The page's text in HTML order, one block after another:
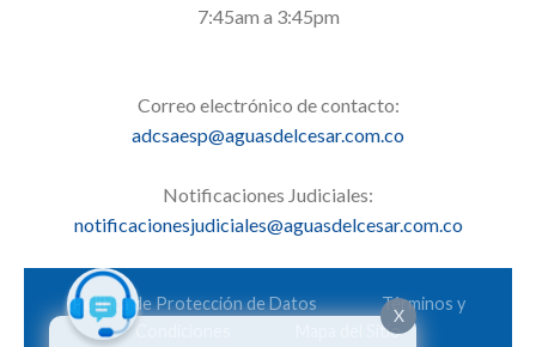
7:45am a 3:45pm
Correo electrónico de contacto:
adcsaesp@aguasdelcesar.com.co
Notificaciones Judiciales:
notificacionesjudiciales@aguasdelcesar.com.co
Política de Protección de Datos
Términos y
Condiciones
Mapa del Sitio
X